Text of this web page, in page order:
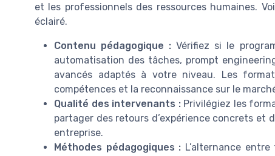
et les professionnels des ressources humaines.
éclairé.
Contenu pédagogique : Vérifiez si le
automatisation des tâches, prompt
avancés adaptés à votre niveau. Les
compétences et la reconnaissance sur le
Qualité des intervenants :Privilégiez les
partager des retours d’expérience concrets et
entreprise.
Méthodes pédagogiques : L’alternance